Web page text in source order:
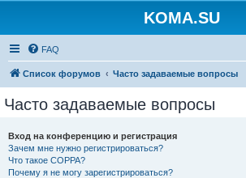
KOMA.SU
FAQ
Список форумов Часто задаваемые вопросы
Часто задаваемые вопросы
Вход на конференцию и регистрация
Зачем мне нужно регистрироваться?
Что такое COPPA?
Почему я не могу зарегистрироваться?